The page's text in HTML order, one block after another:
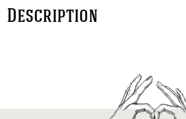
Description